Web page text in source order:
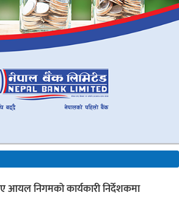
आयल निगमको कार्यकारी निर्देशकमा